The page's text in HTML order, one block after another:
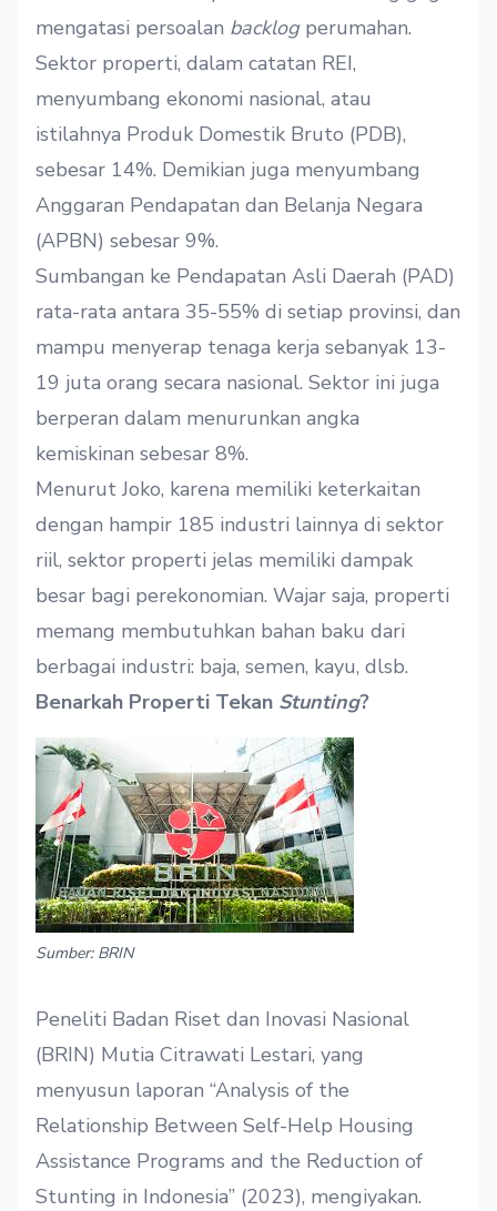
mengatasi persoalan backlogperumahan.
Sektor properti, dalam catatan REI,
menyumbang ekonomi nasional, atau
istilahnya Produk Domestik Bruto (PDB),
sebesar 14%. Demikian juga menyumbang
Anggaran Pendapatan dan Belanja Negara
(APBN) sebesar 9%.
Sumbangan ke Pendapatan Asli Daerah (PAD)
rata-rata antara 35-55% di setiap provinsi, dan
mampu menyerap tenaga kerja sebanyak 13-
19 juta orang secara nasional. Sektor ini juga
berperan dalam menurunkan angka
kemiskinan sebesar 8%.
Menurut Joko, karena memiliki keterkaitan
dengan hampir 185 industri lainnya di sektor
riil, sektor properti jelas memiliki dampak
besar bagi perekonomian. Wajar saja, properti
memang membutuhkan bahan baku dari
berbagai industri: baja, semen, kayu, dlsb.
Benarkah Properti Tekan Stunting?
Sumber: BRIN
Peneliti Badan Riset dan Inovasi Nasional
(BRIN) Mutia Citrawati Lestari, yang
menyusun laporan “Analysis of the
Relationship Between Self-Help Housing
Assistance Programs and the Reduction of
Stunting in Indonesia” (2023), mengiyakan.